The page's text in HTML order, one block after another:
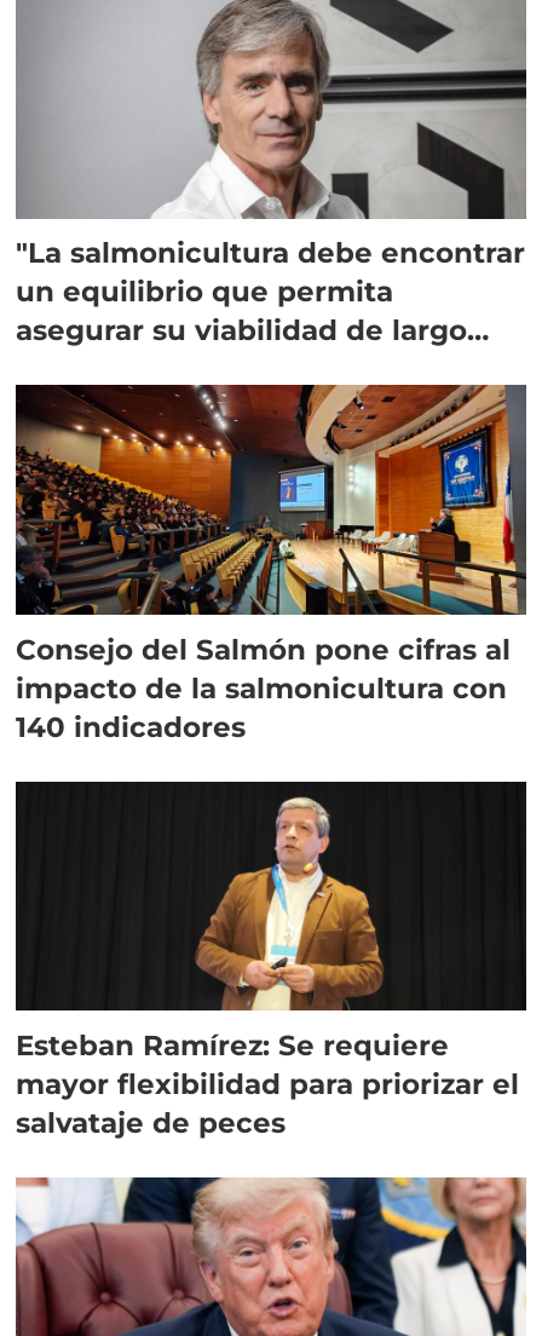
"La salmonicultura debe encontrar
un equilibrio que permita
asegurar su viabilidad de largo
Consejo del Salmón pone cifras al
impacto de la salmonicultura con
140 indicadores
Esteban Ramírez: Se requiere
mayor flexibilidad para priorizar el
salvataje de peces